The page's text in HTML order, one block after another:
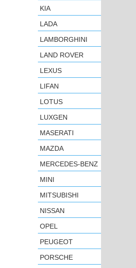
KIA
LADA
LAMBORGHINI
LAND ROVER
LEXUS
LIFAN
LOTUS
LUXGEN
MASERATI
MAZDA
MERCEDES-BENZ
MINI
MITSUBISHI
NISSAN
OPEL
PEUGEOT
PORSCHE